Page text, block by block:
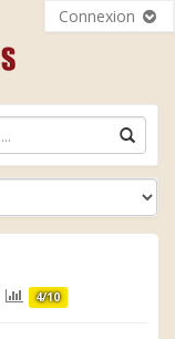
Connexion
4/10